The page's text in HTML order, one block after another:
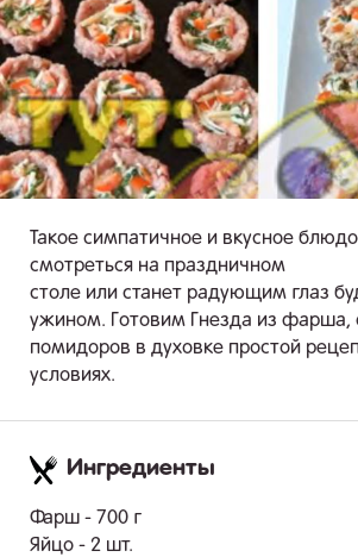
Такое симпатичное и вкусное
смотреться на праздничном
столе или станет радующим глаз
ужином. Готовим Гнезда из фарша,
помидоров в духовке простой
условиях.
Ингредиенты
Фарш - 700 г
Яйцо - 2 шт.